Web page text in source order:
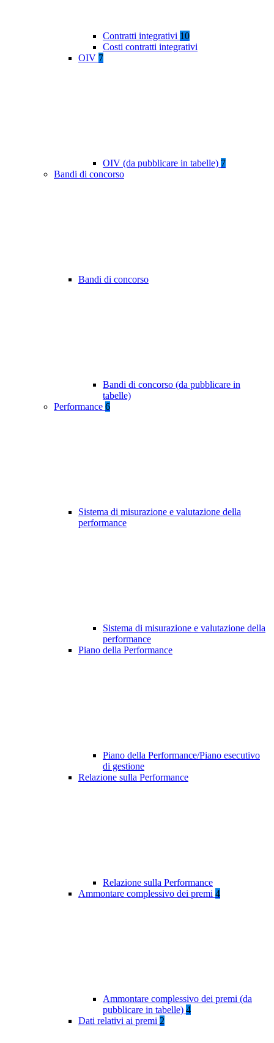
Contratti integrativi 10
Costi contratti integrativi
OIV 7
OIV (da pubblicare in tabelle) 7
Bandi di concorso
Bandi di concorso
Bandi di concorso (da pubblicare in
tabelle)
Performance 6
Sistema di misurazione e valutazione della
performance
Sistema di misurazione e valutazione della
performance
Piano della Performance
Piano della Performance/Piano esecutivo
di gestione
Relazione sulla Performance
Relazione sulla Performance
Ammontare complessivo dei premi 4
Ammontare complessivo dei premi (da
pubblicare in tabelle) 4
Dati relativi ai premi 2